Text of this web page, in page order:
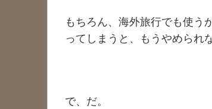
もちろん、海外旅行でも使
ってしまうと、もうやめられな
で、だ。